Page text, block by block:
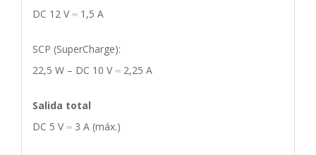
DC 12 V ⎓ 1,5 A
SCP (SuperCharge):
22,5 W – DC 10 V ⎓ 2,25 A
Salida total
DC 5 V ⎓ 3 A (máx.)